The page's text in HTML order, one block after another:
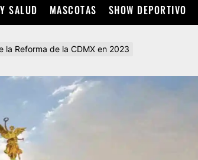
SALUD MASCOTAS SHOW DEPORTIVO
la Reforma de la CDMX en 2023